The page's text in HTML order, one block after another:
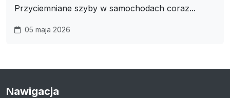
Przyciemniane szyby w samochodach coraz...
05 maja 2026
Nawigacja